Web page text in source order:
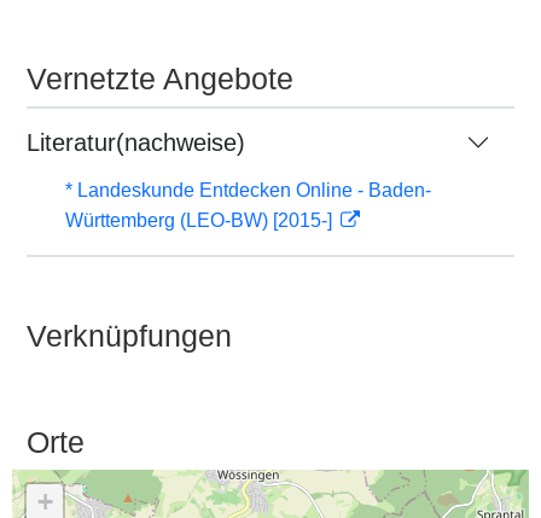
Vernetzte Angebote
Literatur(nachweise)
* Landeskunde Entdecken Online - Baden-
Württemberg (LEO-BW) [2015-]
Verknüpfungen
Orte
+